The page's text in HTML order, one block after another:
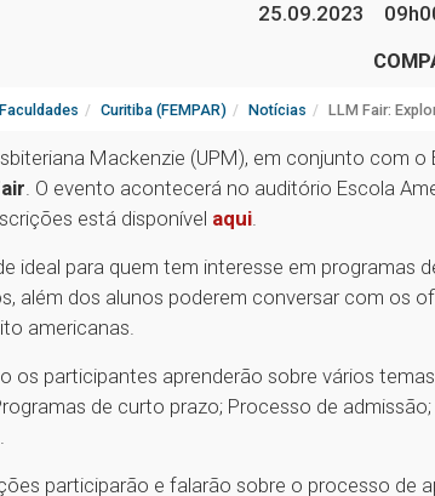
25.09.2023
Faculdades Curitiba (FEMPAR) Notícias LLM Fair:
Mackenzie (UPM), em conjunto com o
. O evento acontecerá no auditório Escola
está disponível aqui.
ideal para quem tem interesse em programas
além dos alunos poderem conversar com os
americanas.
os participantes aprenderão sobre vários
de curto prazo; Processo de
participarão e falarão sobre o processo de